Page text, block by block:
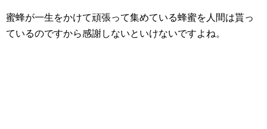
蜜蜂が一生をかけて頑張って集めている蜂蜜を人間は貰っ
ているのですから感謝しないといけないですよね。